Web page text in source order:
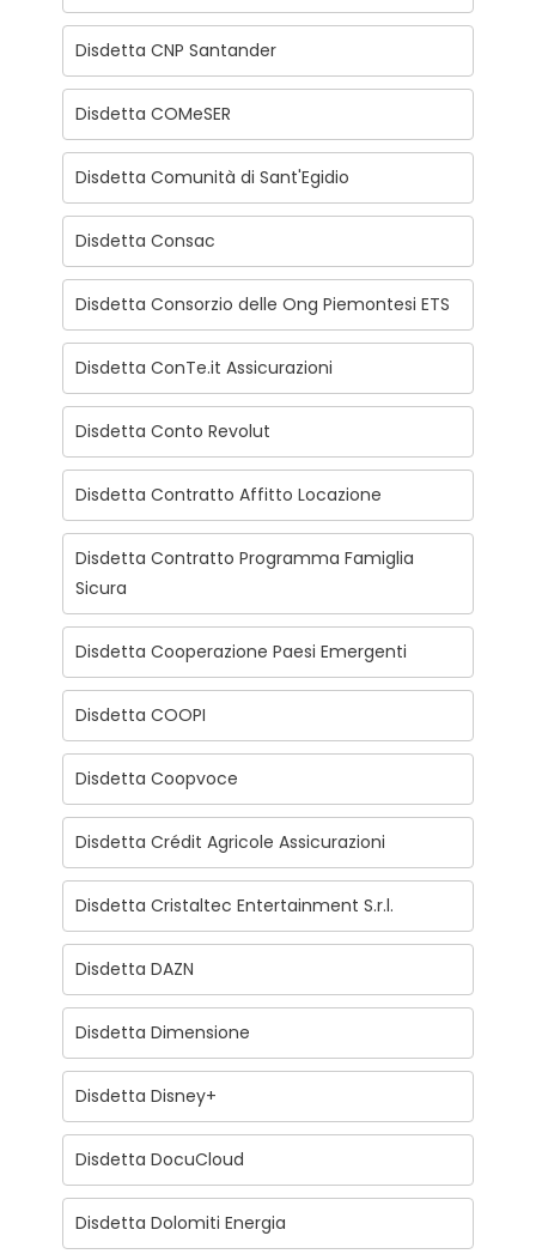
Disdetta CNP Santander
Disdetta COMeSER
Disdetta Comunità di Sant'Egidio
Disdetta Consac
Disdetta Consorzio delle Ong Piemontesi ETS
Disdetta ConTe.it Assicurazioni
Disdetta Conto Revolut
Disdetta Contratto Affitto Locazione
Disdetta Contratto Programma Famiglia
Sicura
Disdetta Cooperazione Paesi Emergenti
Disdetta COOPI
Disdetta Coopvoce
Disdetta Crédit Agricole Assicurazioni
Disdetta Cristaltec Entertainment S.r.l.
Disdetta DAZN
Disdetta Dimensione
Disdetta Disney+
Disdetta DocuCloud
Disdetta Dolomiti Energia